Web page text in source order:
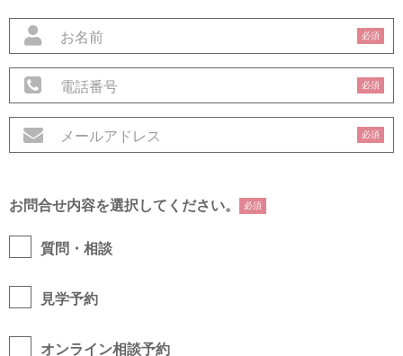
必須
必須
必須
お問合せ内容を選択してください。 必須
質問・相談
見学予約
オンライン相談予約